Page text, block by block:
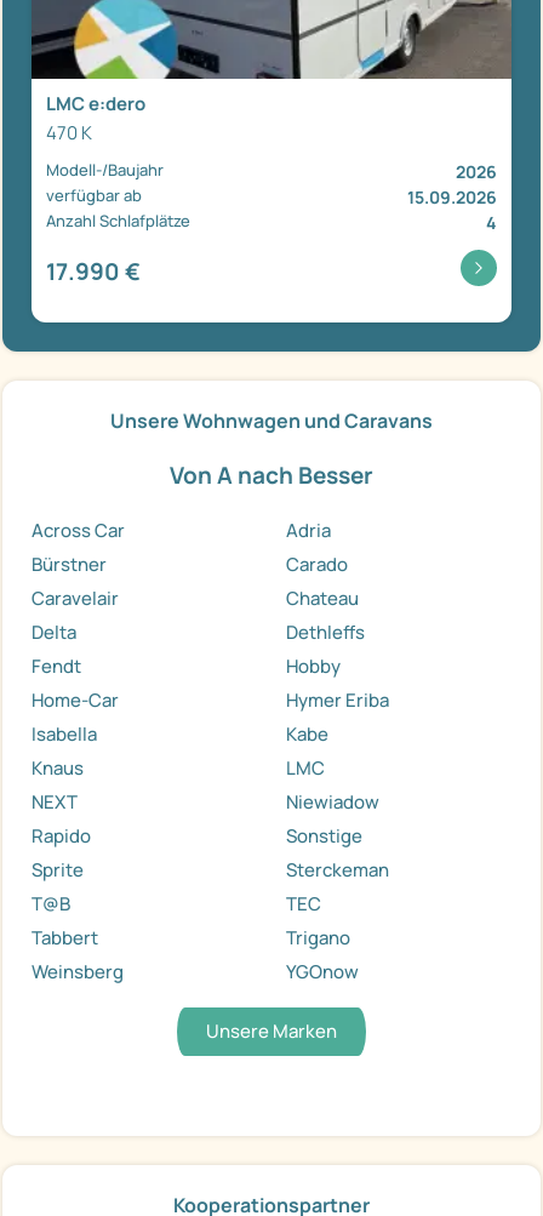
LMC e:dero
470 K
Modell-/Baujahr 2026
verfügbar ab 15.09.2026
Anzahl Schlafplätze 4
17.990 €
Unsere Wohnwagen und Caravans
Von A nach Besser
Across Car
Adria
Bürstner
Carado
Caravelair
Chateau
Delta
Dethleffs
Fendt
Hobby
Home-Car
Hymer Eriba
Isabella
Kabe
Knaus
LMC
NEXT
Niewiadow
Rapido
Sonstige
Sprite
Sterckeman
T@B
TEC
Tabbert
Trigano
Weinsberg
YGOnow
Unsere Marken
Kooperationspartner